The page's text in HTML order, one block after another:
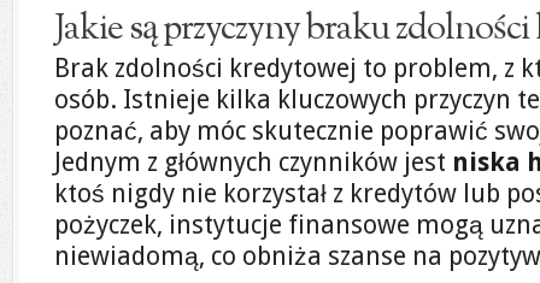
Jakie są przyczyny braku
Brak zdolności kredytowej to problem, z
osób. Istnieje kilka kluczowych przyczyn
poznać, aby móc skutecznie poprawić
Jednym z głównych czynników jest niska
ktoś nigdy nie korzystał z kredytów lub
pożyczek, instytucje finansowe mogą
niewiadomą, co obniża szanse na